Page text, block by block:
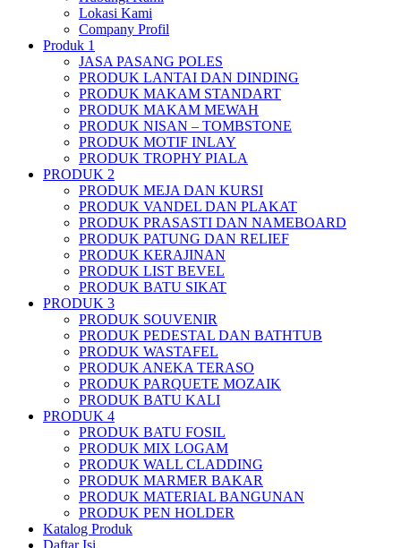
Lokasi Kami
Company Profil
Produk 1
JASA PASANG POLES
PRODUK LANTAI DAN DINDING
PRODUK MAKAM STANDART
PRODUK MAKAM MEWAH
PRODUK NISAN – TOMBSTONE
PRODUK MOTIF INLAY
PRODUK TROPHY PIALA
PRODUK 2
PRODUK MEJA DAN KURSI
PRODUK VANDEL DAN PLAKAT
PRODUK PRASASTI DAN NAMEBOARD
PRODUK PATUNG DAN RELIEF
PRODUK KERAJINAN
PRODUK LIST BEVEL
PRODUK BATU SIKAT
PRODUK 3
PRODUK SOUVENIR
PRODUK PEDESTAL DAN BATHTUB
PRODUK WASTAFEL
PRODUK ANEKA TERASO
PRODUK PARQUETE MOZAIK
PRODUK BATU KALI
PRODUK 4
PRODUK BATU FOSIL
PRODUK MIX LOGAM
PRODUK WALL CLADDING
PRODUK MARMER BAKAR
PRODUK MATERIAL BANGUNAN
PRODUK PEN HOLDER
Katalog Produk
Daftar Isi